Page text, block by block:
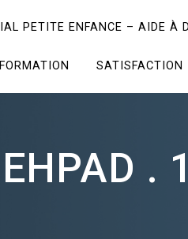
PETITE ENFANCE – AIDE À
SATISFACTION
.